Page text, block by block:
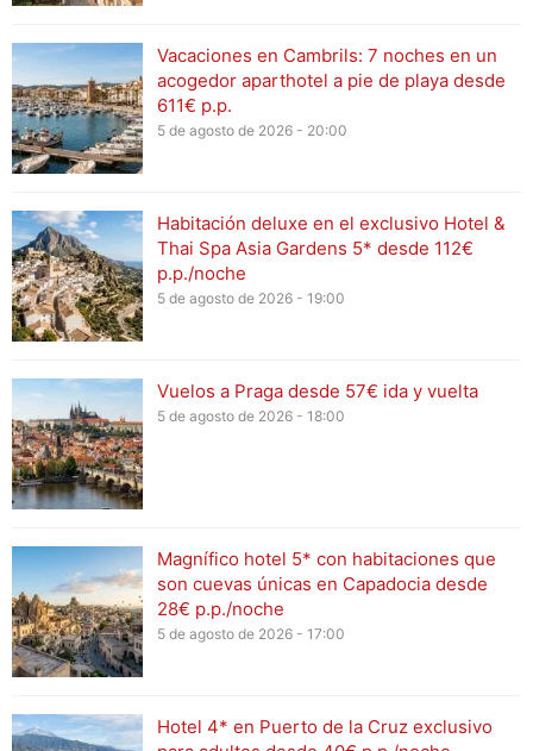
Vacaciones en Cambrils: 7 noches en un
acogedor aparthotel a pie de playa desde
611€ p.p.
5 de agosto de 2026 - 20:00
Habitación deluxe en el exclusivo Hotel &
Thai Spa Asia Gardens 5* desde 112€
p.p./noche
5 de agosto de 2026 - 19:00
Vuelos a Praga desde 57€ ida y vuelta
5 de agosto de 2026 - 18:00
Magnífico hotel 5* con habitaciones que
son cuevas únicas en Capadocia desde
28€ p.p./noche
5 de agosto de 2026 - 17:00
Hotel 4* en Puerto de la Cruz exclusivo